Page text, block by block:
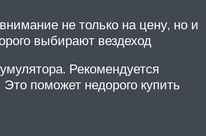
не только на цену, но и
выбирают вездеход
Рекомендуется
поможет недорого купить